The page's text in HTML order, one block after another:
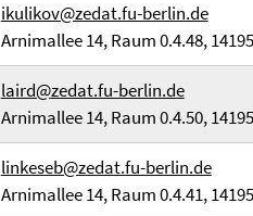
ikulikov@zedat.fu-berlin.de
Arnimallee 14, Raum 0.4.48,
laird@zedat.fu-berlin.de
Arnimallee 14, Raum 0.4.50,
linkeseb@zedat.fu-berlin.de
Arnimallee 14, Raum 0.4.41,